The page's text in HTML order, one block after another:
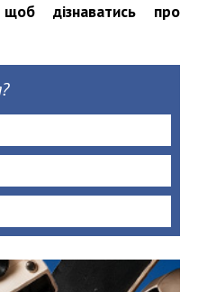
дізнаватись про